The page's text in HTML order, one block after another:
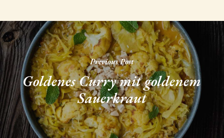
Previous Post
Goldenes Curry mit goldenem
Sauerkraut